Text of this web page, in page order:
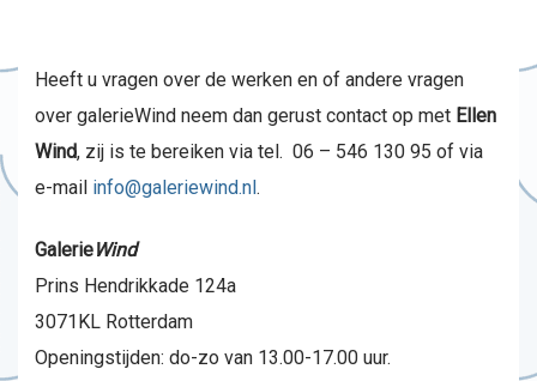
Heeft u vragen over de werken en of andere vragen
over galerieWind neem dan gerust contact op met Ellen
Wind, zij is te bereiken via tel. 06 – 546 130 95 of via
e-mail info@galeriewind.nl.
GalerieWind
Prins Hendrikkade 124a
3071KL Rotterdam
Openingstijden: do-zo van 13.00-17.00 uur.